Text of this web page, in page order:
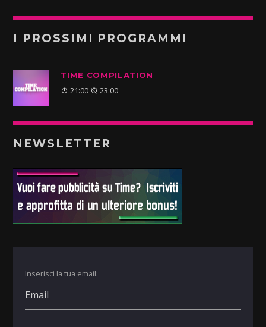
I PROSSIMI PROGRAMMI
TIME COMPILATION
21:00 23:00
NEWSLETTER
Inserisci la tua email: